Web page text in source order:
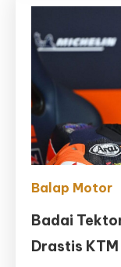
Balap Motor
Badai
Drastis KTM